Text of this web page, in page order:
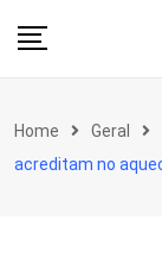
Home Geral
acreditam no